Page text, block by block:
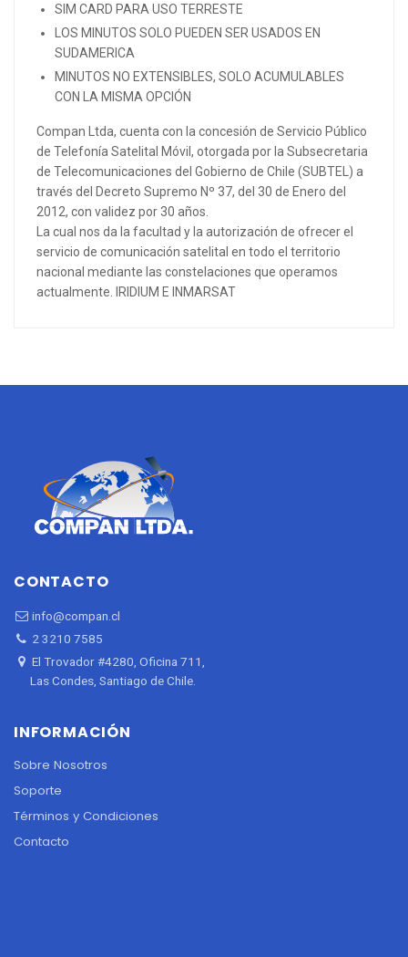
SIM CARD PARA USO TERRESTE
LOS MINUTOS SOLO PUEDEN SER USADOS EN
SUDAMERICA
MINUTOS NO EXTENSIBLES, SOLO ACUMULABLES
CON LA MISMA OPCIÓN
Compan Ltda, cuenta con la concesión de Servicio Público
de Telefonía Satelital Móvil, otorgada por la Subsecretaria
de Telecomunicaciones del Gobierno de Chile (SUBTEL) a
través del Decreto Supremo Nº 37, del 30 de Enero del
2012, con validez por 30 años.
La cual nos da la facultad y la autorización de ofrecer el
servicio de comunicación satelital en todo el territorio
nacional mediante las constelaciones que operamos
actualmente. IRIDIUM E INMARSAT
CONTACTO
info@compan.cl
2 3210 7585
El Trovador #4280, Oficina 711,
Las Condes, Santiago de Chile.
INFORMACIÓN
Sobre Nosotros
Soporte
Términos y Condiciones
Contacto